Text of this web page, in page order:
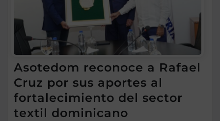
Asotedom reconoce a Rafael
Cruz por sus aportes al
fortalecimiento del sector
textil dominicano